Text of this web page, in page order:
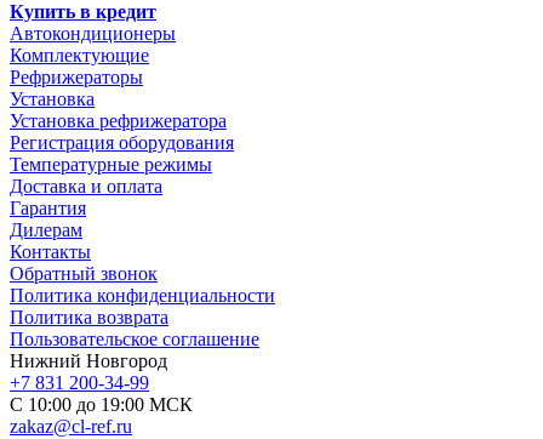
Купить в кредит
Автокондиционеры
Комплектующие
Рефрижераторы
Установка
Установка рефрижератора
Регистрация оборудования
Температурные режимы
Доставка и оплата
Гарантия
Дилерам
Контакты
Обратный звонок
Политика конфиденциальности
Политика возврата
Пользовательское соглашение
Нижний Новгород
+7 831 200-34-99
С 10:00 до 19:00 МСК
zakaz@cl-ref.ru